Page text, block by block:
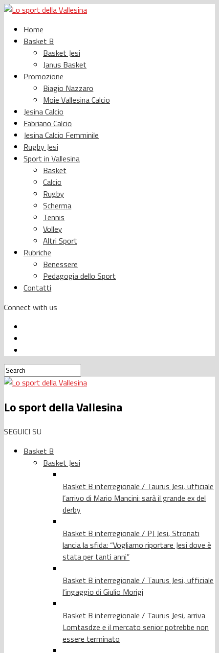
Home
Basket B
Basket Jesi
Janus Basket
Promozione
Biagio Nazzaro
Moie Vallesina Calcio
Jesina Calcio
Fabriano Calcio
Jesina Calcio Femminile
Rugby Jesi
Sport in Vallesina
Basket
Calcio
Rugby
Scherma
Tennis
Volley
Altri Sport
Rubriche
Benessere
Pedagogia dello Sport
Contatti
Connect with us
Lo sport della Vallesina
SEGUICI SU
Basket B
Basket Jesi
Basket B interregionale / Taurus Jesi, ufficiale
l’arrivo di Mario Mancini: sarà il grande ex del
derby
Basket B interregionale / PJ Jesi, Stronati
lancia la sfida: “Vogliamo riportare Jesi dove è
stata per tanti anni”
Basket B interregionale / Taurus Jesi, ufficiale
l’ingaggio di Giulio Morigi
Basket B interregionale / Taurus Jesi, arriva
Lomtasdze e il mercato senior potrebbe non
essere terminato